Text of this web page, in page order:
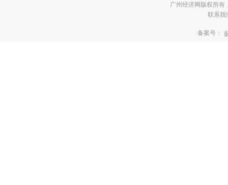
广州经济网版权所有
联系我
备案号：